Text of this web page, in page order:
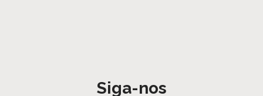
Siga-nos